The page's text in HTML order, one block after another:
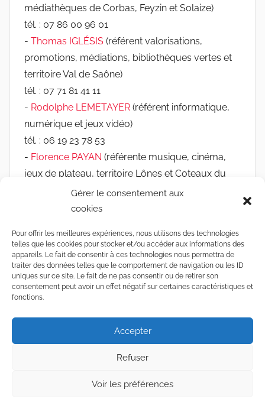
Gérer le consentement aux
cookies
Pour offrir les meilleures expériences, nous utilisons des technologies
telles que les cookies pour stocker et/ou accéder aux informations des
appareils. Le fait de consentir à ces technologies nous permettra de
traiter des données telles que le comportement de navigation ou les ID
uniques sur ce site. Le fait de ne pas consentir ou de retirer son
consentement peut avoir un effet négatif sur certaines caractéristiques et
fonctions.
Accepter
Refuser
Voir les préférences
médiathèques de Corbas, Feyzin et Solaize)
tél. : 07 86 00 96 01
- Thomas IGLÉSIS (référent valorisations,
promotions, médiations, bibliothèques vertes et
territoire Val de Saône)
tél. : 07 71 81 41 11
- Rodolphe LEMETAYER (référent informatique,
numérique et jeux vidéo)
tél. : 06 19 23 78 53
- Florence PAYAN (référente musique, cinéma,
jeux de plateau, territoire Lônes et Coteaux du
Rhône et les médiathèques de Chassieu, Jonage
-Camille REYMONDON(référente jeunesse,
accessibilité, réseau Rebond et Sathonay-Camp)
tél. : 06 12 77 19 14
Politique de
Confidentialité